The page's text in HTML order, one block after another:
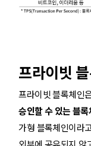
프라이빗
프라이빗 블록체인
승인할 수 있는 블록
가형 블록체인이라